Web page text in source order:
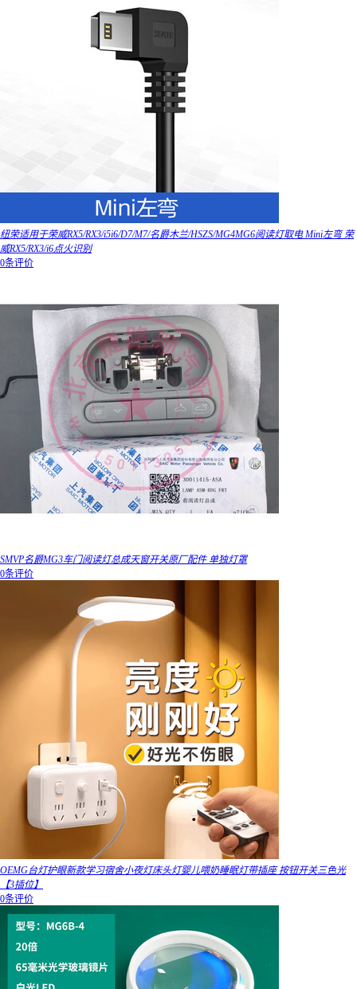
纽荣适用于荣威RX5/RX3/i5i6/D7/M7/名爵木兰/HSZS/MG4MG6阅读灯取电 Mini左弯 荣
威RX5/RX3/i6点火识别
0条评价
SMVP名爵MG3车门阅读灯总成天窗开关原厂配件 单独灯罩
0条评价
OEMG台灯护眼新款学习宿舍小夜灯床头灯婴儿喂奶睡眠灯带插座 按钮开关三色光
【3插位】
0条评价